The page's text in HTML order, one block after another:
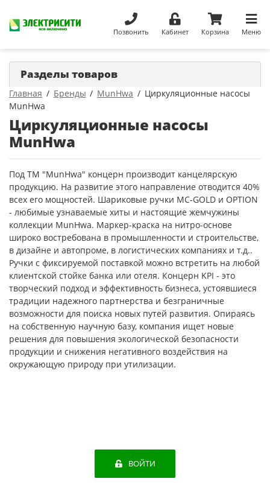
Позвонить Кабинет Корзина Меню
Главная Бренды MunHwa
Циркуляционные насосы
MunHwa
Циркуляционные насосы
MunHwa
Под ТМ "MunHwa" концерн производит канцелярскую
продукцию. На развитие этого направление отводится 40%
всех его мощностей. Шариковые ручки MC-GOLD и OPTION
- любимые узнаваемые хиты и настоящие жемчужины
коллекции MunHwa. Маркер-краска на нитро-основе
широко востребована в промышленности и строительстве,
в дизайне и автопроме, в логистических компаниях и т.д..
Ручки с фиксируемой поставкой можно встретить на любой
клиентской стойке банка или отеля. Концерн KPI - это
творческий подход и эффективность бизнеса, устоявшиеся
традиции надежного партнерства и безграничные
возможности для поиска новых путей развития. Опираясь
на собственную научную базу, компания ищет новые
решения для повышения экологической безопасности
продукции и снижения негативного воздействия на
окружающую природу при утилизации.
Разделы товаров
ВОЙТИ